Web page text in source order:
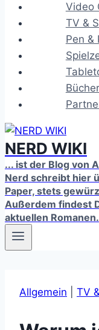
Video
TV &
Pen &
NERD WIKI
... ist der Blog von
Nerd schreibt hier
Paper, stets
Außerdem findest
aktuellen Romanen.
Allgemein TV